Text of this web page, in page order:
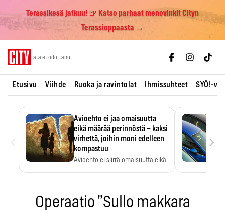
Terassikesä jatkuu! 🍺 Katso parhaat menovinkit Cityn
Terassioppaasta →
Tätä et odottanut
Etusivu Viihde Ruoka ja ravintolat Ihmissuhteet SYÖ!-
Avioehto ei jaa omaisuutta
eikä määrää perinnöstä – kaksi
virhettä, joihin moni edelleen
kompastuu
Avioehto ei siirrä omaisuutta eikä
›
Operaatio ”Sullo makkara